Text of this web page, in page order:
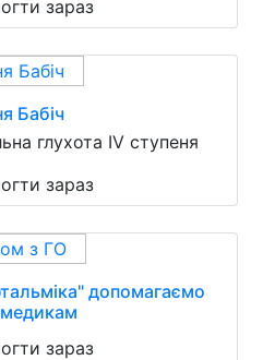
зараз
Бабіч
глухота IV ступеня
зараз
допомагаємо
зараз